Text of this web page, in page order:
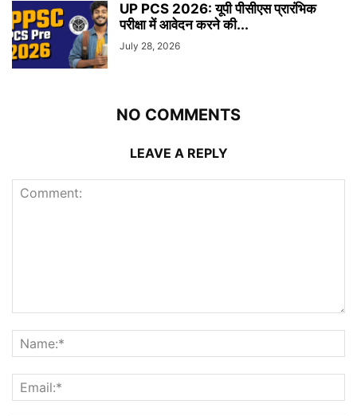
UP PCS 2026: यूपी पीसीएस प्रारंभिक
परीक्षा में आवेदन करने की...
July 28, 2026
NO COMMENTS
LEAVE A REPLY